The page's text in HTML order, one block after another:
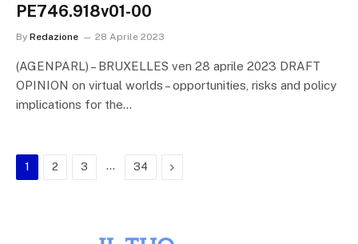
PE746.918v01-00
By Redazione 28 Aprile 2023
(AGENPARL) – BRUXELLES ven 28 aprile 2023 DRAFT
OPINION on virtual worlds – opportunities, risks and policy
implications for the…
1 2 3 … 34 Next